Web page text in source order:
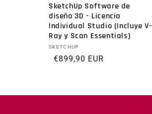
SketchUp Software de
diseño 3D - Licencia
Individual Studio (Incluye V-
Ray y Scan Essentials)
Proveedor:
SKETCHUP
Precio habitual
€899,90 EUR